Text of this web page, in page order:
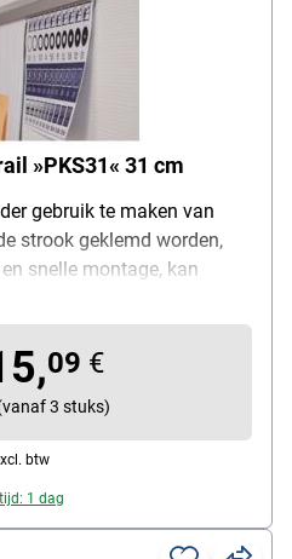
»PKS31« 31 cm
gebruik te maken van
strook geklemd worden,
snelle montage, kan
kunststof
09 €
3 stuks)
btw
1 dag